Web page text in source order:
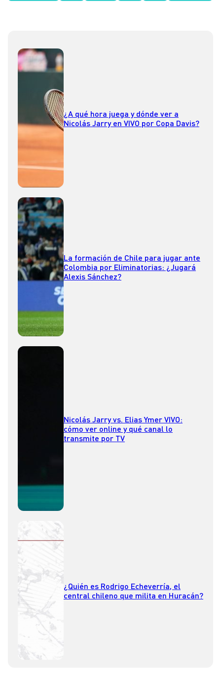
¿A qué hora juega y dónde ver a
Nicolás Jarry en VIVO por Copa Davis?
La formación de Chile para jugar ante
Colombia por Eliminatorias: ¿Jugará
Alexis Sánchez?
Nicolás Jarry vs. Elias Ymer VIVO:
cómo ver online y qué canal lo
transmite por TV
¿Quién es Rodrigo Echeverría, el
central chileno que milita en Huracán?